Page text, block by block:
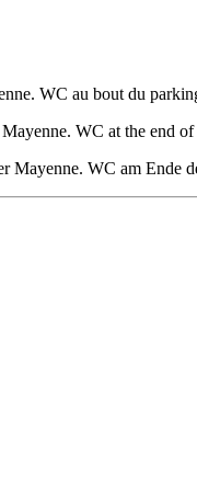
WC au bout du
WC at the end
Mayenne. WC am Ende